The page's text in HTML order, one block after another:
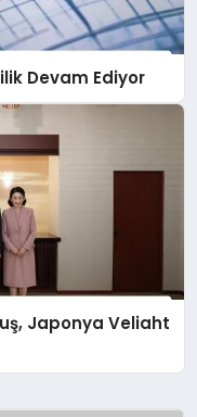
Devam Ediyor
Japonya Veliaht